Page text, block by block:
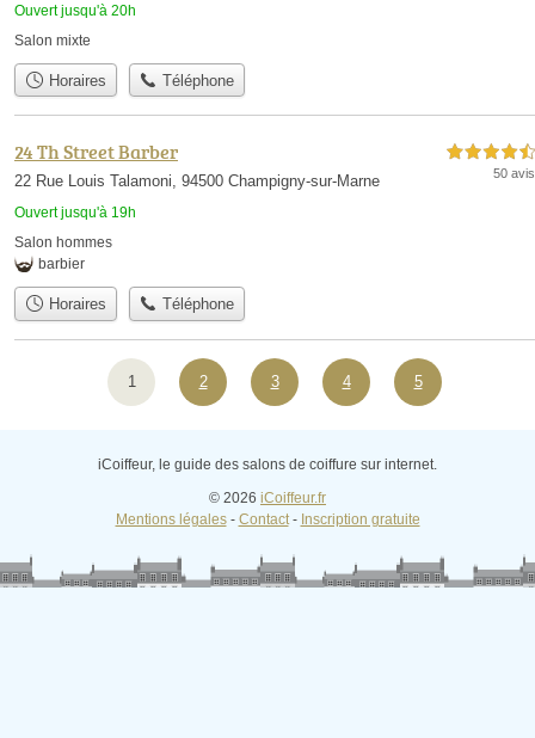
Ouvert jusqu'à 20h
Salon mixte
Horaires Téléphone
24 Th Street Barber
22 Rue Louis Talamoni, 94500 Champigny-sur-Marne
Ouvert jusqu'à 19h
4,5 étoiles sur 5
50 avis
Salon hommes
barbier
Horaires Téléphone
1 2 3 4 5
iCoiffeur, le guide des salons de coiffure sur internet.
© 2026 iCoiffeur.fr
Mentions légales- Contact- Inscription gratuite